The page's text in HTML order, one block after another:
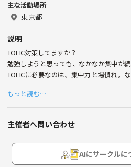
今は外国人向けグルメツアー会
昔の経験を生かし、「英語がで
力になりたい！
法と長文に挑んでます。
英語はコミュニケーション。
場を提供できればと思います。
主な活動場所
東京都
説明
TOEIC対策してますか？
勉強しようと思っても、なかなか集中が
TOEICに必要なのは、集中力と場慣れ。
毎週日曜日、可能な限り開催します！
リスニングの後にリーディングで約2時間
携帯にもインターフォンにも邪魔されな
もちろん終了後、解答もお渡しします。
もっと読む…
主催者へ問い合わせ
AIにサークルに